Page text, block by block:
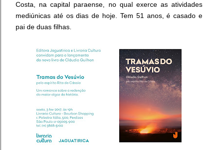
Costa, na capital paraense, no qual exerce as atividades
mediúnicas até os dias de hoje. Tem 51 anos, é casado e
pai de duas filhas.